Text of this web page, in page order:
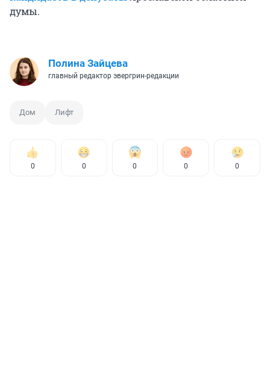
думы.
Полина Зайцева
главный редактор эвергрин-редакции
Дом Лифт
0 0 0 0 0